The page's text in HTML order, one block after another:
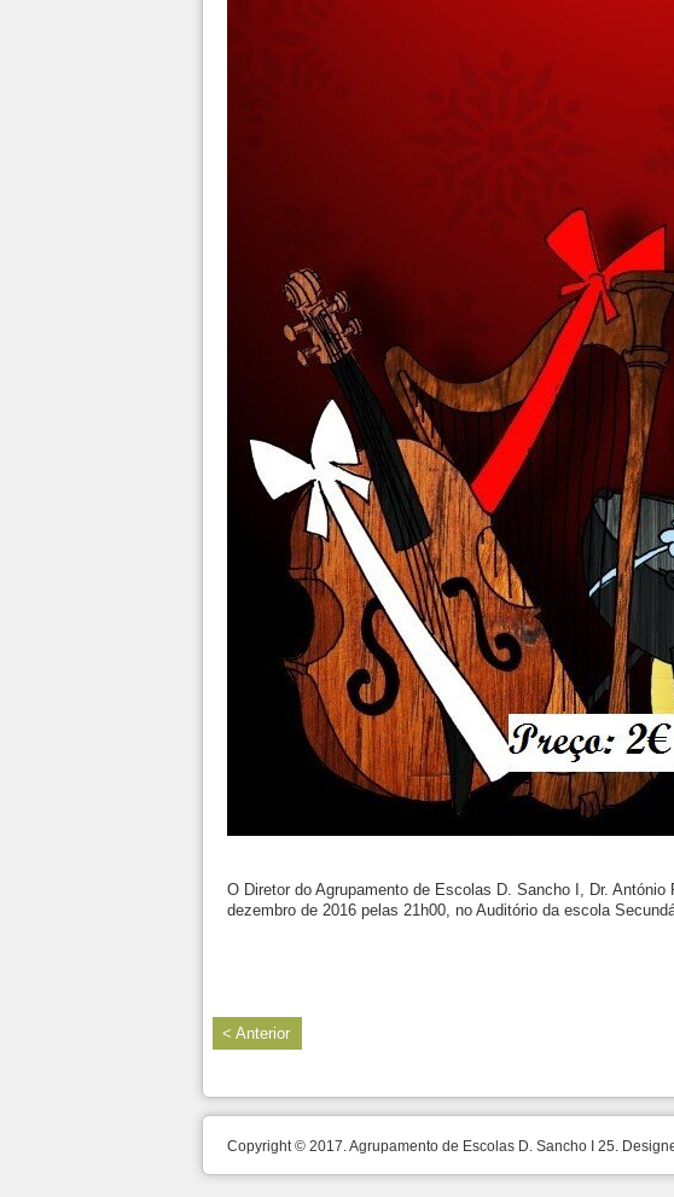
O Diretor do Agrupamento de Escolas D. Sancho I, Dr.
dezembro de 2016 pelas 21h00, no Auditório da escola
< Anterior
Copyright © 2017. Agrupamento de Escolas D. Sancho I 25.